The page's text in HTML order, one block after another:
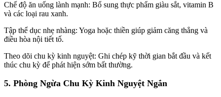
Chế độ ăn uống lành mạnh: Bổ sung thực phẩm giàu sắt, vitamin B
và các loại rau xanh.
Tập thể dục nhẹ nhàng: Yoga hoặc thiền giúp giảm căng thẳng và
điều hòa nội tiết tố.
Theo dõi chu kỳ kinh nguyệt: Ghi chép kỹ thời gian bắt đầu và kết
thúc chu kỳ để phát hiện sớm bất thường.
5. Phòng Ngừa Chu Kỳ Kinh Nguyệt Ngắn